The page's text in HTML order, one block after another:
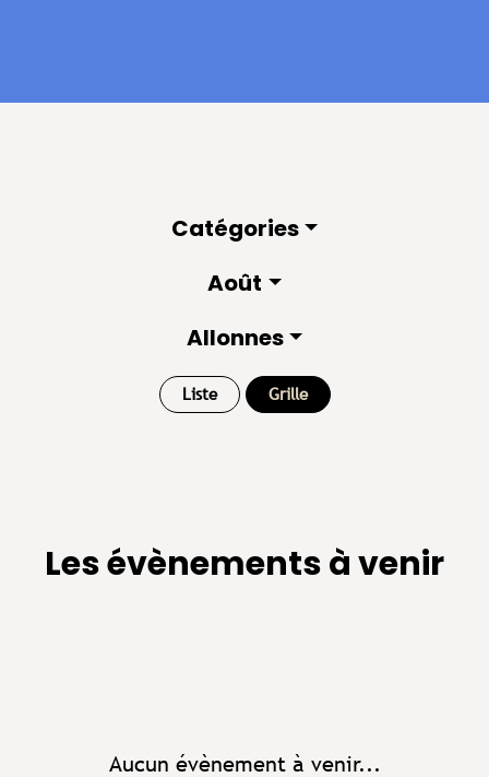
Catégories
Août
Allonnes
Liste Grille
Les évènements à venir
Aucun évènement à venir...